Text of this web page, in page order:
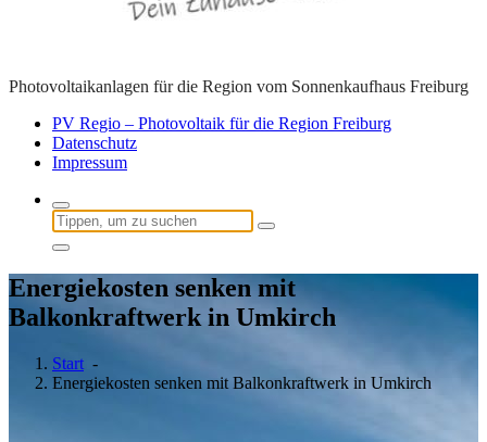
Photovoltaikanlagen für die Region vom Sonnenkaufhaus Freiburg
PV Regio – Photovoltaik für die Region Freiburg
Datenschutz
Impressum
Suchen
nach:
Energiekosten senken mit
Balkonkraftwerk in Umkirch
Start -
Energiekosten senken mit Balkonkraftwerk in Umkirch